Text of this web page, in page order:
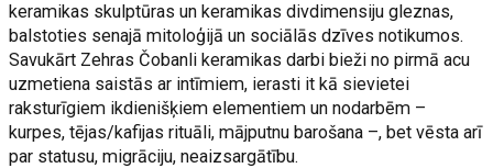
keramikas skulptūras un keramikas divdimensiju gleznas,
balstoties senajā mitoloģijā un sociālās dzīves notikumos.
Savukārt Zehras Čobanli keramikas darbi bieži no pirmā acu
uzmetiena saistās ar intīmiem, ierasti it kā sievietei
raksturīgiem ikdienišķiem elementiem un nodarbēm –
kurpes, tējas/kafijas rituāli, mājputnu barošana –, bet vēsta arī
par statusu, migrāciju, neaizsargātību.